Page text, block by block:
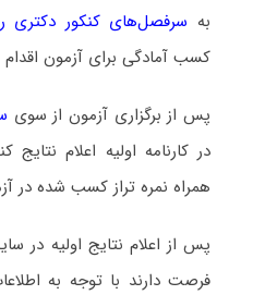
به سرفصل‌های کنکور دکتری
کسب آمادگی برای آزمون اقدام
پس از برگزاری آزمون از سوی
در کارنامه اولیه اعلام
همراه نمره تراز کسب شده در
پس از اعلام نتایج اولیه در
فرصت دارند با توجه به